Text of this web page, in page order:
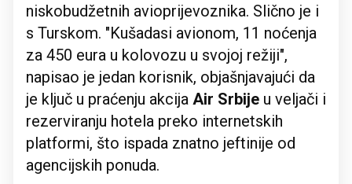
niskobudžetnih avioprijevoznika. Slično je i
s Turskom. "Kušadasi avionom, 11 noćenja
za 450 eura u kolovozu u svojoj režiji",
napisao je jedan korisnik, objašnjavajući da
je ključ u praćenju akcija Air Srbije u veljači i
rezerviranju hotela preko internetskih
platformi, što ispada znatno jeftinije od
agencijskih ponuda.